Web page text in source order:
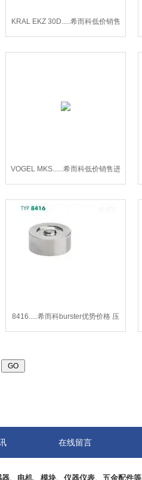
KRAL EKZ 30D.....希而科低价销售
KRAL EKZ 30D系列
VOGEL MKS......希而科低价销售进
口VOGEL MKS型齿轮箱
8416.....希而科burster优势价格 压
力传感器 8416
在线留言
、电机、模块、仪器仪表、五金配件等